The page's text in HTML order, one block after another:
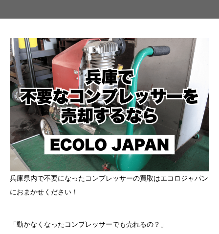
兵庫県内で不要になったコンプレッサーの買取はエコロジャパン
におまかせください！
「動かなくなったコンプレッサーでも売れるの？」